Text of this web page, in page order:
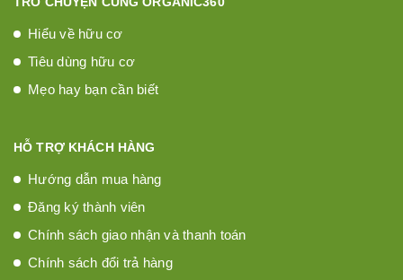
Hiểu về hữu cơ
Tiêu dùng hữu cơ
Mẹo hay bạn cần biết
HỖ TRỢ KHÁCH HÀNG
Hướng dẫn mua hàng
Đăng ký thành viên
Chính sách giao nhận và thanh toán
Chính sách đổi trả hàng